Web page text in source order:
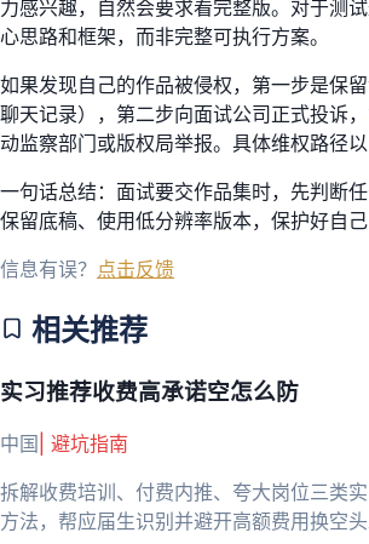
力感兴趣，自然会要求看完整版。对于测
心思路和框架，而非完整可执行方案。
如果发现自己的作品被侵权，第一步是保留
聊天记录），第二步向面试公司正式投诉
动监察部门或版权局举报。具体维权路径以
一句话总结：面试要交作品集时，先判断任
保留底稿、使用低分辨率版本，保护好自己
信息有误？ 点击反馈
相关推荐
实习推荐收费高承诺空怎么防
中国 避坑指南
拆解收费培训、付费内推、夸大岗位三类
方法，帮应届生识别并避开高额费用换空头